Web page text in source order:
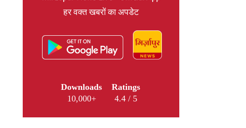
हर वक्त खबरों का अपडेट
Downloads
10,000+
Ratings
4.4 / 5